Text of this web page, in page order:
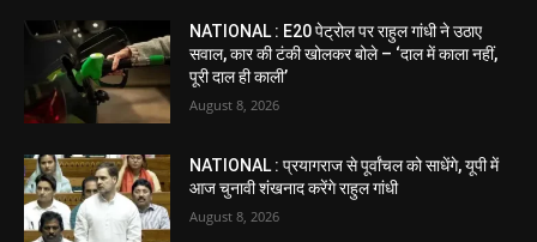
NATIONAL : E20 पेट्रोल पर राहुल गांधी ने उठाए
सवाल, कार की टंकी खोलकर बोले – ‘दाल में काला नहीं,
पूरी दाल ही काली’
August 8, 2026
NATIONAL : प्रयागराज से पूर्वांचल को साधेंगे, यूपी में
आज चुनावी शंखनाद करेंगे राहुल गांधी
August 8, 2026